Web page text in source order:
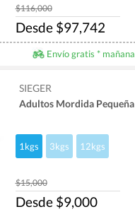
$116,000
Desde $97,742
Envío gratis * mañana
SIEGER
Adultos Mordida Pequeña
1kgs 3kgs 12kgs
$15,000
Desde $9,000